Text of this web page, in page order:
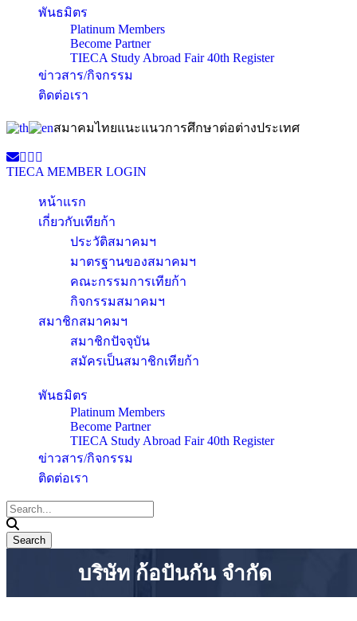
พันธมิตร
Platinum Members
Become Partner
TIECA Study Abroad Fair 40th Register
ข่าวสาร/กิจกรรม
ติดต่อเรา
สมาคมไทยแนะแนวการศึกษาต่อต่างประเทศ
TIECA MEMBER LOGIN
หน้าแรก
เกี่ยวกับเทียก้า
ประวัติสมาคมฯ
มาตรฐานของสมาคมฯ
คณะกรรมการเทียก้า
กิจกรรมสมาคมฯ
สมาชิกสมาคมฯ
สมาชิกปัจจุบัน
สมัครเป็นสมาชิกเทียก้า
พันธมิตร
Platinum Members
Become Partner
TIECA Study Abroad Fair 40th Register
ข่าวสาร/กิจกรรม
ติดต่อเรา
บริษัท ก้อปันกัน จำกัด